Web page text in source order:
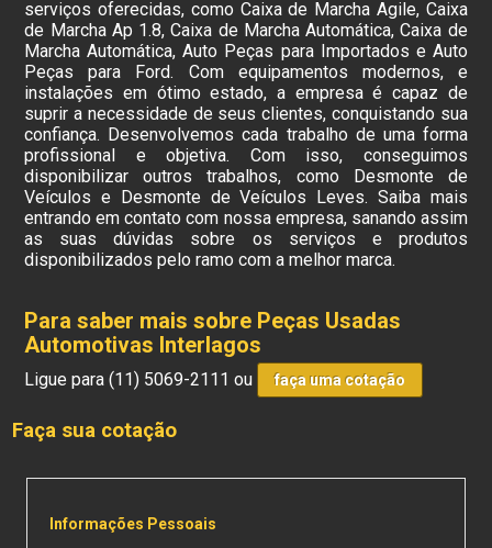
serviços oferecidas, como Caixa de Marcha Agile, Caixa
de Marcha Ap 1.8, Caixa de Marcha Automática, Caixa de
Marcha Automática, Auto Peças para Importados e Auto
Peças para Ford. Com equipamentos modernos, e
instalações em ótimo estado, a empresa é capaz de
suprir a necessidade de seus clientes, conquistando sua
confiança. Desenvolvemos cada trabalho de uma forma
profissional e objetiva. Com isso, conseguimos
disponibilizar outros trabalhos, como Desmonte de
Veículos e Desmonte de Veículos Leves. Saiba mais
entrando em contato com nossa empresa, sanando assim
as suas dúvidas sobre os serviços e produtos
disponibilizados pelo ramo com a melhor marca.
Para saber mais sobre Peças Usadas
Automotivas Interlagos
Ligue para(11) 5069-2111 ou faça uma cotação
Faça sua cotação
Informações Pessoais